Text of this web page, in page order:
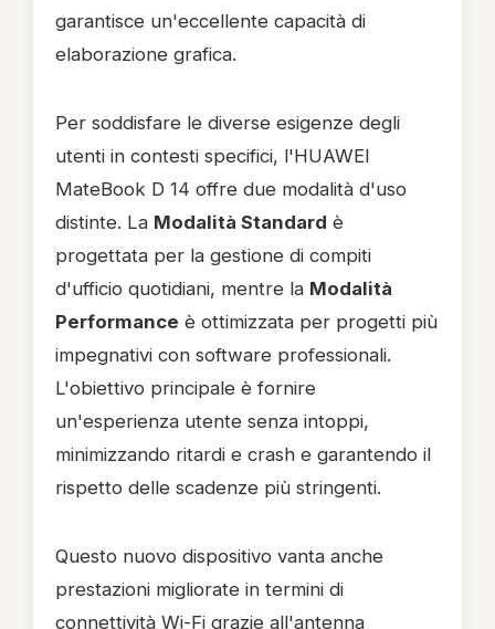
garantisce un'eccellente capacità di
elaborazione grafica.
Per soddisfare le diverse esigenze degli
utenti in contesti specifici, l'HUAWEI
MateBook D 14 offre due modalità d'uso
distinte. La Modalità Standard è
progettata per la gestione di compiti
d'ufficio quotidiani, mentre la Modalità
Performance è ottimizzata per progetti più
impegnativi con software professionali.
L'obiettivo principale è fornire
un'esperienza utente senza intoppi,
minimizzando ritardi e crash e garantendo il
rispetto delle scadenze più stringenti.
Questo nuovo dispositivo vanta anche
prestazioni migliorate in termini di
connettività Wi-Fi grazie all'antenna